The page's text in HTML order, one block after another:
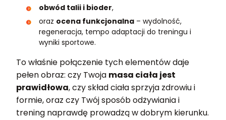
obwód talii i bioder,
oraz ocena funkcjonalna – wydolność,
regeneracja, tempo adaptacji do treningu i
wyniki sportowe.
To właśnie połączenie tych elementów daje
pełen obraz: czy Twoja masa ciała jest
prawidłowa, czy skład ciała sprzyja zdrowiu i
formie, oraz czy Twój sposób odżywiania i
trening naprawdę prowadzą w dobrym kierunku.